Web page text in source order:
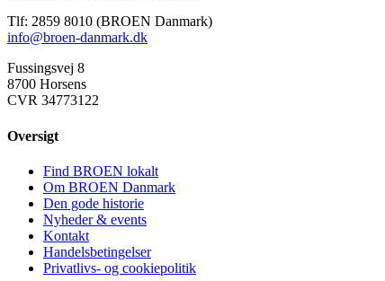
Tlf: 2859 8010 (BROEN Danmark)
info@broen-danmark.dk
Fussingsvej 8
8700 Horsens
CVR 34773122
Oversigt
Find BROEN lokalt
Om BROEN Danmark
Den gode historie
Nyheder & events
Kontakt
Handelsbetingelser
Privatlivs- og cookiepolitik